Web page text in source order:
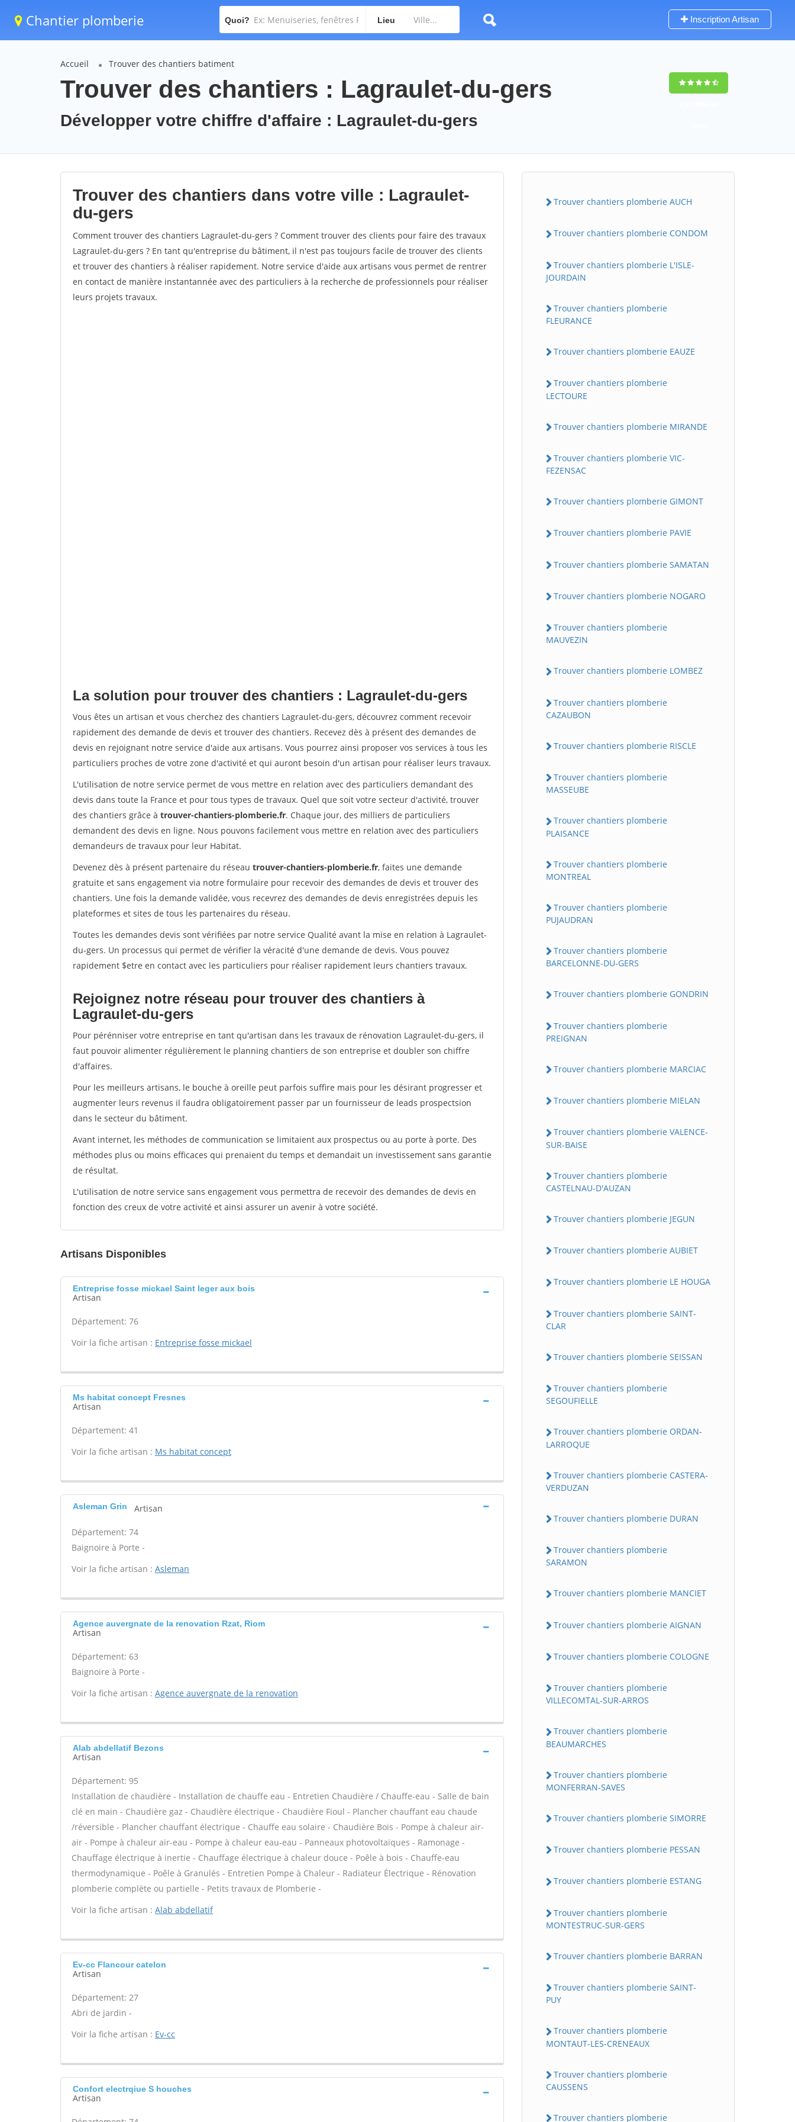
Chantier plomberie Quoi? Lieu Inscription Artisan
Accueil Trouver des chantiers batiment
Trouver des chantiers : Lagraulet-du-gers
Développer votre chiffre d'affaire : Lagraulet-du-gers
Trouver des chantiers dans votre ville : Lagraulet-
du-gers
Comment trouver des chantiers Lagraulet-du-gers ? Comment trouver des clients pour faire des travaux
Lagraulet-du-gers ? En tant qu'entreprise du bâtiment, il n'est pas toujours facile de trouver des clients
et trouver des chantiers à réaliser rapidement. Notre service d'aide aux artisans vous permet de rentrer
en contact de manière instantannée avec des particuliers à la recherche de professionnels pour réaliser
leurs projets travaux.
La solution pour trouver des chantiers : Lagraulet-du-gers
Vous êtes un artisan et vous cherchez des chantiers Lagraulet-du-gers, découvrez comment recevoir
rapidement des demande de devis et trouver des chantiers. Recevez dès à présent des demandes de
devis en rejoignant notre service d'aide aux artisans. Vous pourrez ainsi proposer vos services à tous les
particuliers proches de votre zone d'activité et qui auront besoin d'un artisan pour réaliser leurs travaux.
L'utilisation de notre service permet de vous mettre en relation avec des particuliers demandant des
devis dans toute la France et pour tous types de travaux. Quel que soit votre secteur d'activité, trouver
des chantiers grâce à trouver-chantiers-plomberie.fr. Chaque jour, des milliers de particuliers
demandent des devis en ligne. Nous pouvons facilement vous mettre en relation avec des particuliers
demandeurs de travaux pour leur Habitat.
Devenez dès à présent partenaire du réseau trouver-chantiers-plomberie.fr, faites une demande
gratuite et sans engagement via notre formulaire pour recevoir des demandes de devis et trouver des
chantiers. Une fois la demande validée, vous recevrez des demandes de devis enregistrées depuis les
plateformes et sites de tous les partenaires du réseau.
Toutes les demandes devis sont vérifiées par notre service Qualité avant la mise en relation à Lagraulet-
du-gers. Un processus qui permet de vérifier la véracité d'une demande de devis. Vous pouvez
rapidement $etre en contact avec les particuliers pour réaliser rapidement leurs chantiers travaux.
Rejoignez notre réseau pour trouver des chantiers à
Lagraulet-du-gers
Pour pérénniser votre entreprise en tant qu'artisan dans les travaux de rénovation Lagraulet-du-gers, il
faut pouvoir alimenter régulièrement le planning chantiers de son entreprise et doubler son chiffre
d'affaires.
Pour les meilleurs artisans, le bouche à oreille peut parfois suffire mais pour les désirant progresser et
augmenter leurs revenus il faudra obligatoirement passer par un fournisseur de leads prospectsion
dans le secteur du bâtiment.
Avant internet, les méthodes de communication se limitaient aux prospectus ou au porte à porte. Des
méthodes plus ou moins efficaces qui prenaient du temps et demandait un investissement sans garantie
de résultat.
L'utilisation de notre service sans engagement vous permettra de recevoir des demandes de devis en
fonction des creux de votre activité et ainsi assurer un avenir à votre société.
Artisans Disponibles
Entreprise fosse mickael Saint leger aux bois
Artisan
Département: 76
Voir la fiche artisan : Entreprise fosse mickael
Ms habitat concept Fresnes
Artisan
Département: 41
Voir la fiche artisan : Ms habitat concept
Asleman Grin Artisan
Département: 74
Baignoire à Porte -
Voir la fiche artisan : Asleman
Agence auvergnate de la renovation Rzat, Riom
Artisan
Département: 63
Baignoire à Porte -
Voir la fiche artisan : Agence auvergnate de la renovation
Alab abdellatif Bezons
Artisan
Département: 95
Installation de chaudière - Installation de chauffe eau - Entretien Chaudière / Chauffe-eau - Salle de bain
clé en main - Chaudière gaz - Chaudière électrique - Chaudière Fioul - Plancher chauffant eau chaude
/réversible - Plancher chauffant électrique - Chauffe eau solaire - Chaudière Bois - Pompe à chaleur air-
air - Pompe à chaleur air-eau - Pompe à chaleur eau-eau - Panneaux photovoltaïques - Ramonage -
Chauffage électrique à inertie - Chauffage électrique à chaleur douce - Poêle à bois - Chauffe-eau
thermodynamique - Poêle à Granulés - Entretien Pompe à Chaleur - Radiateur Électrique - Rénovation
plomberie complète ou partielle - Petits travaux de Plomberie -
Voir la fiche artisan : Alab abdellatif
Ev-cc Flancour catelon
Artisan
Département: 27
Abri de jardin -
Voir la fiche artisan : Ev-cc
Confort electrqiue S houches
Artisan
Trouver chantiers plomberie AUCH
Trouver chantiers plomberie CONDOM
Trouver chantiers plomberie L'ISLE-
JOURDAIN
Trouver chantiers plomberie
FLEURANCE
Trouver chantiers plomberie EAUZE
Trouver chantiers plomberie
LECTOURE
Trouver chantiers plomberie MIRANDE
Trouver chantiers plomberie VIC-
FEZENSAC
Trouver chantiers plomberie GIMONT
Trouver chantiers plomberie PAVIE
Trouver chantiers plomberie SAMATAN
Trouver chantiers plomberie NOGARO
Trouver chantiers plomberie
MAUVEZIN
Trouver chantiers plomberie LOMBEZ
Trouver chantiers plomberie
CAZAUBON
Trouver chantiers plomberie RISCLE
Trouver chantiers plomberie
MASSEUBE
Trouver chantiers plomberie
PLAISANCE
Trouver chantiers plomberie
MONTREAL
Trouver chantiers plomberie
PUJAUDRAN
Trouver chantiers plomberie
BARCELONNE-DU-GERS
Trouver chantiers plomberie GONDRIN
Trouver chantiers plomberie
PREIGNAN
Trouver chantiers plomberie MARCIAC
Trouver chantiers plomberie MIELAN
Trouver chantiers plomberie VALENCE-
SUR-BAISE
Trouver chantiers plomberie
CASTELNAU-D'AUZAN
Trouver chantiers plomberie JEGUN
Trouver chantiers plomberie AUBIET
Trouver chantiers plomberie LE HOUGA
Trouver chantiers plomberie SAINT-
CLAR
Trouver chantiers plomberie SEISSAN
Trouver chantiers plomberie
SEGOUFIELLE
Trouver chantiers plomberie ORDAN-
LARROQUE
Trouver chantiers plomberie CASTERA-
VERDUZAN
Trouver chantiers plomberie DURAN
Trouver chantiers plomberie
SARAMON
Trouver chantiers plomberie MANCIET
Trouver chantiers plomberie AIGNAN
Trouver chantiers plomberie COLOGNE
Trouver chantiers plomberie
VILLECOMTAL-SUR-ARROS
Trouver chantiers plomberie
BEAUMARCHES
Trouver chantiers plomberie
MONFERRAN-SAVES
Trouver chantiers plomberie SIMORRE
Trouver chantiers plomberie PESSAN
Trouver chantiers plomberie ESTANG
Trouver chantiers plomberie
MONTESTRUC-SUR-GERS
Trouver chantiers plomberie BARRAN
Trouver chantiers plomberie SAINT-
PUY
Trouver chantiers plomberie
MONTAUT-LES-CRENEAUX
Trouver chantiers plomberie
CAUSSENS
Trouver chantiers plomberie